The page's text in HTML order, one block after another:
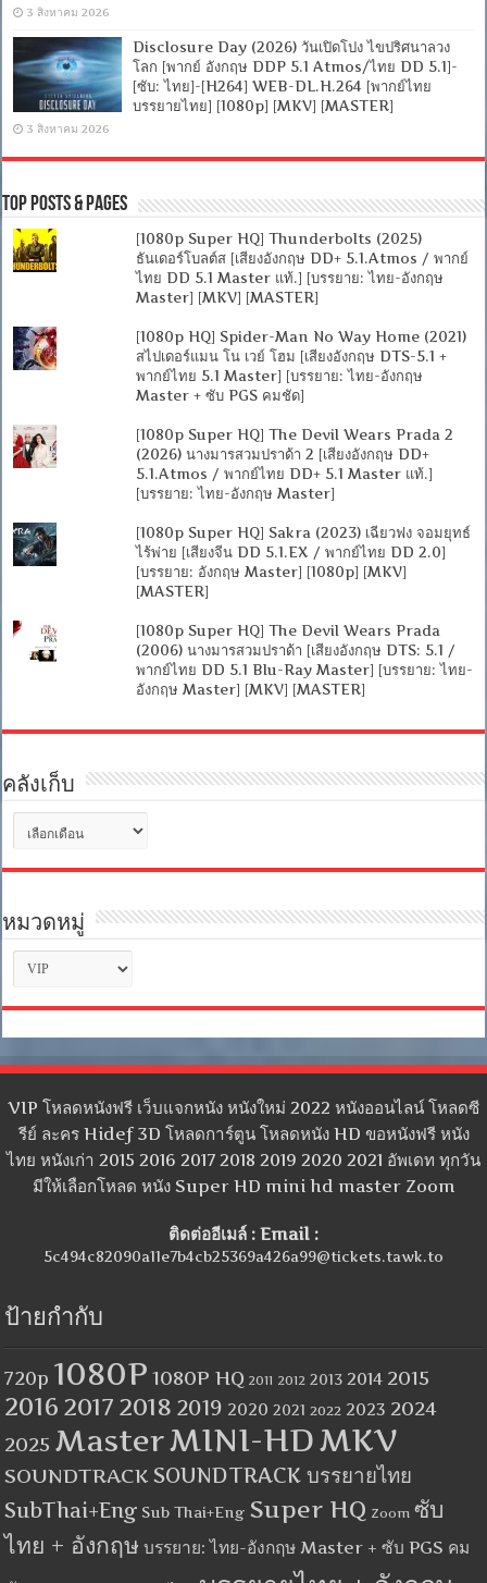
3 สิงหาคม 2026
Disclosure Day (2026) วันเปิดโปง ไขปริศนาลวง
โลก [พากย์ อังกฤษ DDP 5.1 Atmos/ไทย DD 5.1]-
[ซับ: ไทย]-[H264] WEB-DL.H.264 [พากย์ไทย
บรรยายไทย] [1080p] [MKV] [MASTER]
3 สิงหาคม 2026
Top Posts & Pages
[1080p Super HQ] Thunderbolts (2025)
ธันเดอร์โบลต์ส [เสียงอังกฤษ DD+ 5.1.Atmos / พากย์
ไทย DD 5.1 Master แท้.] [บรรยาย: ไทย-อังกฤษ
Master] [MKV] [MASTER]
[1080p HQ] Spider-Man No Way Home (2021)
สไปเดอร์แมน โน เวย์ โฮม [เสียงอังกฤษ DTS-5.1 +
พากย์ไทย 5.1 Master] [บรรยาย: ไทย-อังกฤษ
Master + ซับ PGS คมชัด]
[1080p Super HQ] The Devil Wears Prada 2
(2026) นางมารสวมปราด้า 2 [เสียงอังกฤษ DD+
5.1.Atmos / พากย์ไทย DD+ 5.1 Master แท้.]
[บรรยาย: ไทย-อังกฤษ Master]
[1080p Super HQ] Sakra (2023) เฉียวฟง จอมยุทธ์
ไร้พ่าย [เสียงจีน DD 5.1.EX / พากย์ไทย DD 2.0]
[บรรยาย: อังกฤษ Master] [1080p] [MKV]
[MASTER]
[1080p Super HQ] The Devil Wears Prada
(2006) นางมารสวมปราด้า [เสียงอังกฤษ DTS: 5.1 /
พากย์ไทย DD 5.1 Blu-Ray Master] [บรรยาย: ไทย-
อังกฤษ Master] [MKV] [MASTER]
คลังเก็บ
คลัง
เก็บ
หมวดหมู่
หมวด
หมู่
VIP โหลดหนังฟรี เว็บแจกหนัง หนังใหม่ 2022 หนังออนไลน์ โหลดซี
รีย์ ละคร Hidef 3D โหลดการ์ตูน โหลดหนัง HD ขอหนังฟรี หนัง
ไทย หนังเก่า 2015 2016 2017 2018 2019 2020 2021 อัพเดท ทุกวัน
มีให้เลือกโหลด หนัง Super HD mini hd master Zoom
ติดต่ออีเมล์ : Email :
5c494c82090a11e7b4cb25369a426a99@tickets.tawk.to
ป้ายกำกับ
720p 1080P 1080P HQ 2011 2012 2013 2014 2015
2016 2017 2018 2019 2020 2021 2022 2023 2024
2025 MasterMINI-HDMKV
SOUNDTRACK SOUNDTRACK บรรยายไทย
SubThai+Eng Sub Thai+Eng Super HQ Zoom ซับ
ไทย + อังกฤษ บรรยาย: ไทย-อังกฤษ Master + ซับ PGS คม